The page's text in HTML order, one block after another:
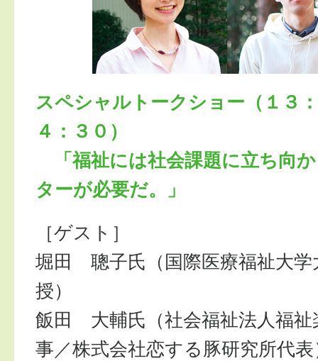
スペシャルトークショー（１３
４：３０）
「福祉には社会課題に立ち向
ターが必要だ。」
［ゲスト］
堀田 聰子氏（国際医療福祉大学
授）
飯田 大輔氏（社会福祉法人福祉
事／株式会社恋する豚研究所代表